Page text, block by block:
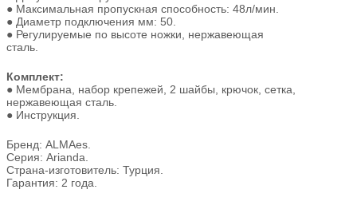
● Максимальная пропускная способность: 48л/мин.
● Диаметр подключения мм: 50.
● Регулируемые по высоте ножки, нержавеющая
сталь.
Комплект:
● Мембрана, набор крепежей, 2 шайбы, крючок, сетка,
нержавеющая сталь.
● Инструкция.
Бренд: ALMAes.
Серия: Arianda.
Страна-изготовитель: Турция.
Гарантия: 2 года.